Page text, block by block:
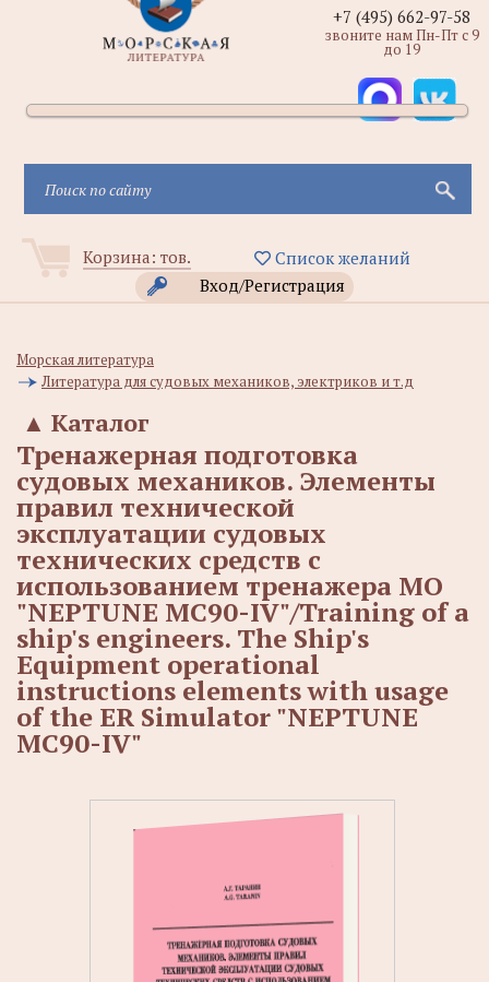
Корзина: тов.
Список желаний
Вход/Регистрация
+7 (495) 662-97-58
звоните нам Пн-Пт с 9
до 19
Морская литература
Литература для судовых механиков, электриков и т.д
Каталог
▲
Тренажерная подготовка
судовых механиков. Элементы
правил технической
эксплуатации судовых
технических средств с
использованием тренажера МО
"NEPTUNE MC90-IV"/Training of a
ship's engineers. The Ship's
Equipment operational
instructions elements with usage
of the ER Simulator "NEPTUNE
MC90-IV"